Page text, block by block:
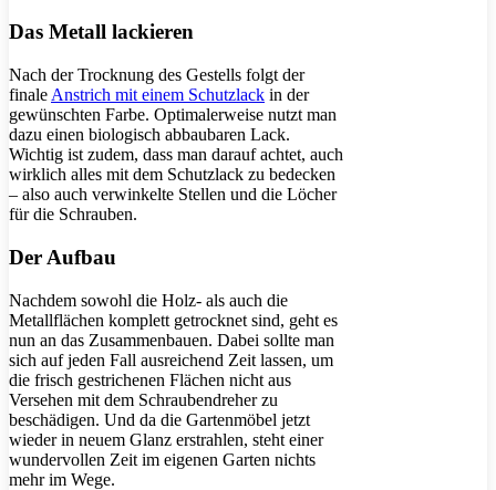
Das Metall lackieren
Nach der Trocknung des Gestells folgt der
finale Anstrich mit einem Schutzlack in der
gewünschten Farbe. Optimalerweise nutzt man
dazu einen biologisch abbaubaren Lack.
Wichtig ist zudem, dass man darauf achtet, auch
wirklich alles mit dem Schutzlack zu bedecken
– also auch verwinkelte Stellen und die Löcher
für die Schrauben.
Der Aufbau
Nachdem sowohl die Holz- als auch die
Metallflächen komplett getrocknet sind, geht es
nun an das Zusammenbauen. Dabei sollte man
sich auf jeden Fall ausreichend Zeit lassen, um
die frisch gestrichenen Flächen nicht aus
Versehen mit dem Schraubendreher zu
beschädigen. Und da die Gartenmöbel jetzt
wieder in neuem Glanz erstrahlen, steht einer
wundervollen Zeit im eigenen Garten nichts
mehr im Wege.